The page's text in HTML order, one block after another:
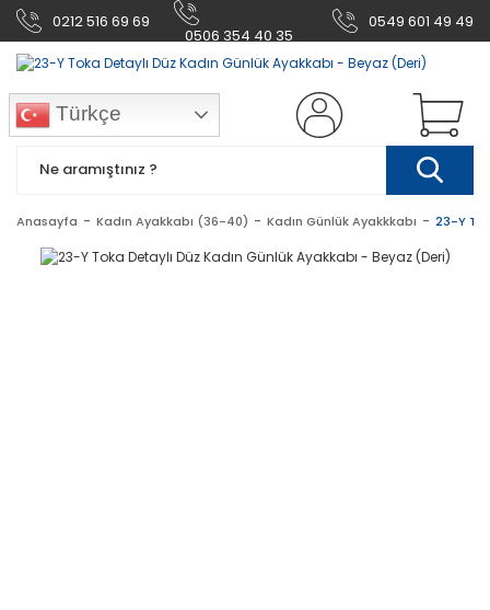
0212 516 69 69
0506 354 40 35
0549 601 49 49
Türkçe
Anasayfa Kadın Ayakkabı (36-40) Kadın Günlük Ayakkkabı 23-Y